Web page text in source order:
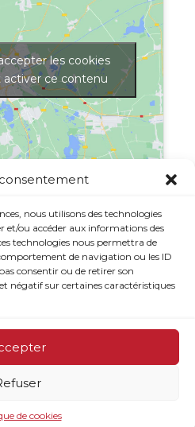
nous utilisons des technologies
et/ou accéder aux informations des
technologies nous permettra de
de navigation ou les ID
consentir ou de retirer son
négatif sur certaines caractéristiques
de cookies
les cookies
ce contenu
parJolifish